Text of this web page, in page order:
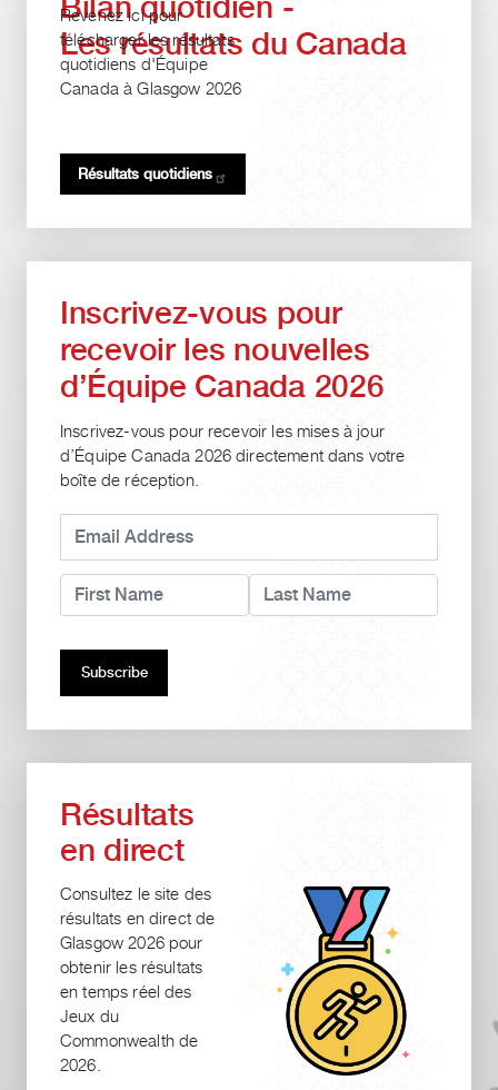
Les résultats du Canada
Revenez ici pour
télécharger les résultats
quotidiens d'Équipe
Canada à Glasgow 2026
Résultats quotidiens
Inscrivez-vous pour
recevoir les nouvelles
d’Équipe Canada 2026
Inscrivez-vous pour recevoir les mises à jour
d’Équipe Canada 2026 directement dans votre
boîte de réception.
Résultats
en direct
Consultez le site des
résultats en direct de
Glasgow 2026 pour
obtenir les résultats
en temps réel des
Jeux du
Commonwealth de
2026.